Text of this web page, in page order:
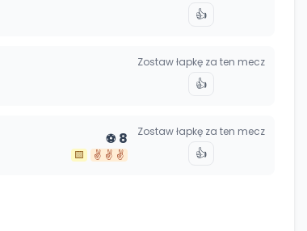
👍
Zostaw łapkę za ten mecz
👍
⚽ 8
🟨 ✌️ ✌️ ✌️
Zostaw łapkę za ten mecz
👍